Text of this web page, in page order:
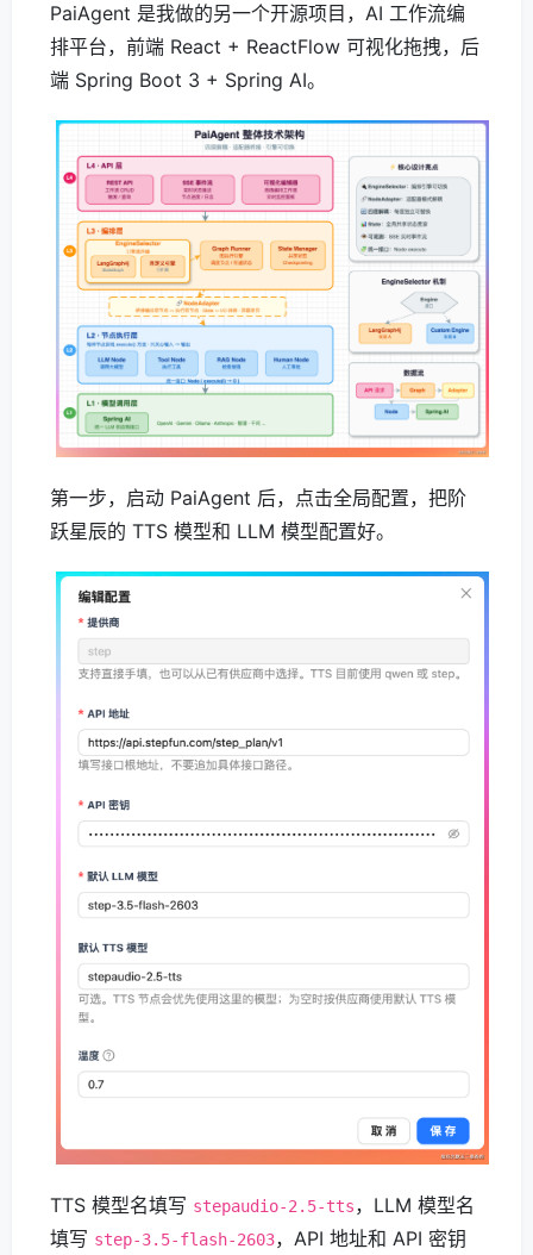
PaiAgent 是我做的另一个开源项目，AI 工作流编
排平台，前端 React + ReactFlow 可视化拖拽，后
端 Spring Boot 3 + Spring AI。
第一步，启动 PaiAgent 后，点击全局配置，把阶
跃星辰的 TTS 模型和 LLM 模型配置好。
TTS 模型名填写 stepaudio-2.5-tts，LLM 模型名
填写 step-3.5-flash-2603，API 地址和 API 密钥